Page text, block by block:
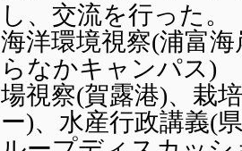
し、交流を行っ
海洋環境視察(浦富
らなかキャンパス
場視察(賀露港)、栽
ー)、水産行政講義